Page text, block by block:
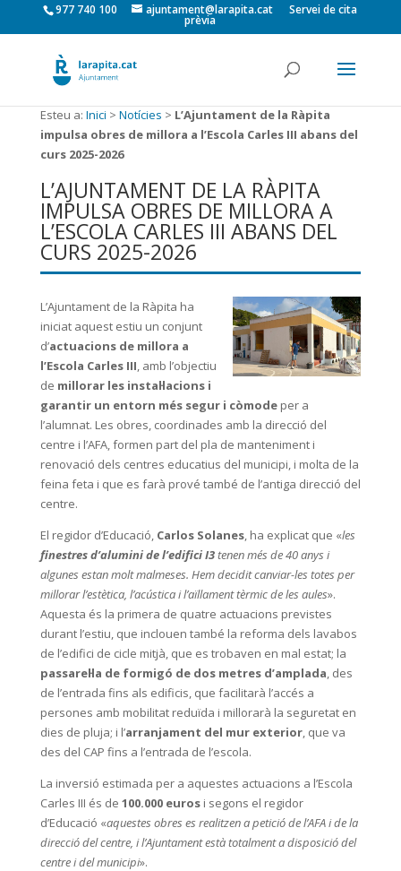
977 740 100 ajuntament@larapita.cat Servei de cita
prèvia
Esteu a: Inici > Notícies > L’Ajuntament de la Ràpita
impulsa obres de millora a l’Escola Carles III abans del
curs 2025-2026
L’AJUNTAMENT DE LA RÀPITA
IMPULSA OBRES DE MILLORA A
L’ESCOLA CARLES III ABANS DEL
CURS 2025-2026
L’Ajuntament de la Ràpita ha
iniciat aquest estiu un conjunt
d’actuacions de millora a
l’Escola Carles III, amb l’objectiu
de millorar les instal·lacions i
garantir un entorn més segur i còmodeper a
l’alumnat. Les obres, coordinades amb la direcció del
centre i l’AFA, formen part del pla de manteniment i
renovació dels centres educatius del municipi, i molta de la
feina feta i que es farà prové també de l’antiga direcció del
centre.
El regidor d’Educació, Carlos Solanes, ha explicat que «les
finestres d’alumini de l’edifici I3tenen més de 40 anys i
algunes estan molt malmeses. Hem decidit canviar-les totes per
millorar l’estètica, l’acústica i l’aïllament tèrmic de les aules».
Aquesta és la primera de quatre actuacions previstes
durant l’estiu, que inclouen també la reforma dels lavabos
de l’edifici de cicle mitjà, que es trobaven en mal estat; la
passarel·la de formigó de dos metres d’amplada, des
de l’entrada fins als edificis, que facilitarà l’accés a
persones amb mobilitat reduïda i millorarà la seguretat en
dies de pluja; i l’arranjament del mur exterior, que va
des del CAP fins a l’entrada de l’escola.
La inversió estimada per a aquestes actuacions a l’Escola
Carles III és de 100.000 euros i segons el regidor
d’Educació «aquestes obres es realitzen a petició de l’AFA i de la
direcció del centre, i l’Ajuntament està totalment a disposició del
centre i del municipi».